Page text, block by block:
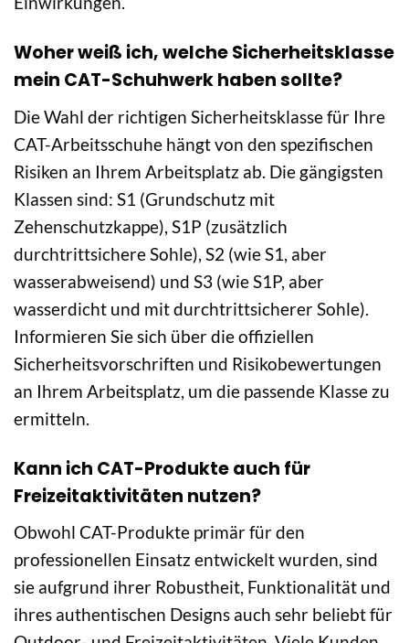
Woher weiß ich, welche Sicherheitsklasse
mein CAT-Schuhwerk haben sollte?
Die Wahl der richtigen Sicherheitsklasse für Ihre
CAT-Arbeitsschuhe hängt von den spezifischen
Risiken an Ihrem Arbeitsplatz ab. Die gängigsten
Klassen sind: S1 (Grundschutz mit
Zehenschutzkappe), S1P (zusätzlich
durchtrittsichere Sohle), S2 (wie S1, aber
wasserabweisend) und S3 (wie S1P, aber
wasserdicht und mit durchtrittsicherer Sohle).
Informieren Sie sich über die offiziellen
Sicherheitsvorschriften und Risikobewertungen
an Ihrem Arbeitsplatz, um die passende Klasse zu
ermitteln.
Kann ich CAT-Produkte auch für
Freizeitaktivitäten nutzen?
Obwohl CAT-Produkte primär für den
professionellen Einsatz entwickelt wurden, sind
sie aufgrund ihrer Robustheit, Funktionalität und
ihres authentischen Designs auch sehr beliebt für